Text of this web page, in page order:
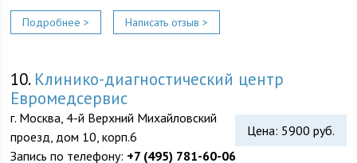
Подробнее > Написать отзыв >
10. Клинико-диагностический центр
Евромедсервис
Цена: 5900 руб.
г. Москва, 4-й Верхний Михайловский
проезд, дом 10, корп.6
Запись по телефону: +7 (495) 781-60-06